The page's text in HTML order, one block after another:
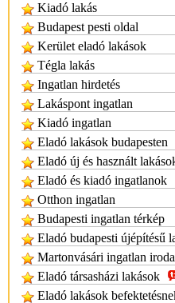
Kiadó lakás
Budapest pesti oldal
Kerület eladó lakások
Tégla lakás
Ingatlan hirdetés
Lakáspont ingatlan
Kiadó ingatlan
Eladó lakások budapesten
Eladó új és használt
Eladó és kiadó ingatlanok
Otthon ingatlan
Budapesti ingatlan térkép
Eladó budapesti újépítésű
Martonvásári ingatlan iroda
Eladó társasházi lakások
Eladó lakások